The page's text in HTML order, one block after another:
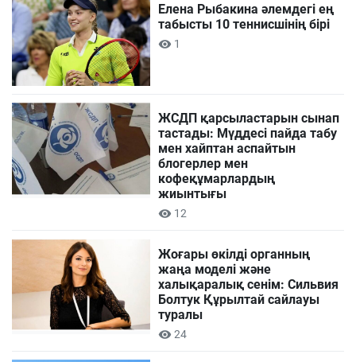
Елена Рыбакина әлемдегі ең
табысты 10 теннисшінің бірі
1
ЖСДП қарсыластарын сынап
тастады: Мүддесі пайда табу
мен хайптан аспайтын
блогерлер мен
кофеқұмарлардың
жиынтығы
12
Жоғары өкілді органның
жаңа моделі және
халықаралық сенім: Сильвия
Болтук Құрылтай сайлауы
туралы
24